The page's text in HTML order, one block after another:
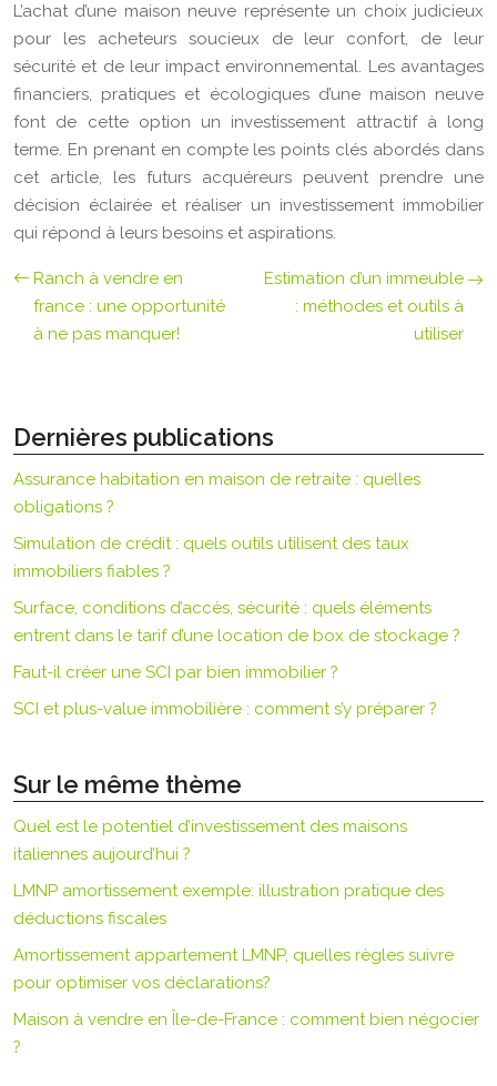
L’achat d’une maison neuve représente un choix judicieux
pour les acheteurs soucieux de leur confort, de leur
sécurité et de leur impact environnemental. Les avantages
financiers, pratiques et écologiques d’une maison neuve
font de cette option un investissement attractif à long
terme. En prenant en compte les points clés abordés dans
cet article, les futurs acquéreurs peuvent prendre une
décision éclairée et réaliser un investissement immobilier
qui répond à leurs besoins et aspirations.
Ranch à vendre en
france : une opportunité
à ne pas manquer!
Estimation d’un immeuble
: méthodes et outils à
utiliser
Dernières publications
Assurance habitation en maison de retraite : quelles
obligations ?
Simulation de crédit : quels outils utilisent des taux
immobiliers fiables ?
Surface, conditions d’accès, sécurité : quels éléments
entrent dans le tarif d’une location de box de stockage ?
Faut-il créer une SCI par bien immobilier ?
SCI et plus-value immobilière : comment s’y préparer ?
Sur le même thème
Quel est le potentiel d’investissement des maisons
italiennes aujourd’hui ?
LMNP amortissement exemple: illustration pratique des
déductions fiscales
Amortissement appartement LMNP, quelles règles suivre
pour optimiser vos déclarations?
Maison à vendre en Île-de-France : comment bien négocier
?